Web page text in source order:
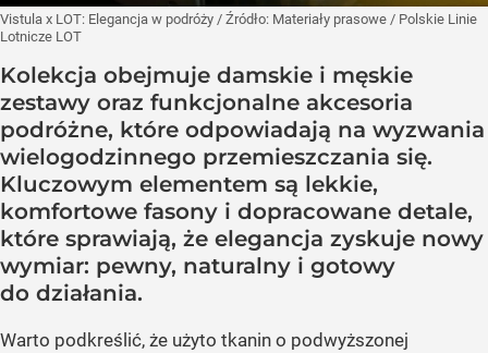
Vistula x LOT: Elegancja w podróży / Źródło: Materiały prasowe / Polskie Linie
Lotnicze LOT
Kolekcja obejmuje damskie i męskie
zestawy oraz funkcjonalne akcesoria
podróżne, które odpowiadają na wyzwania
wielogodzinnego przemieszczania się.
Kluczowym elementem są lekkie,
komfortowe fasony i dopracowane detale,
które sprawiają, że elegancja zyskuje nowy
wymiar: pewny, naturalny i gotowy
do działania.
Warto podkreślić, że użyto tkanin o podwyższonej